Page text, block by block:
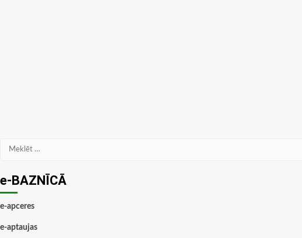
Meklēt:
e-BAZNĪCĀ
e-apceres
e-aptaujas